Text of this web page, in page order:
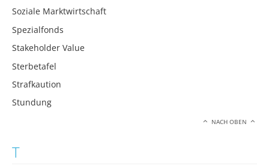
Soziale Marktwirtschaft
Spezialfonds
Stakeholder Value
Sterbetafel
Strafkaution
Stundung
NACH OBEN
T